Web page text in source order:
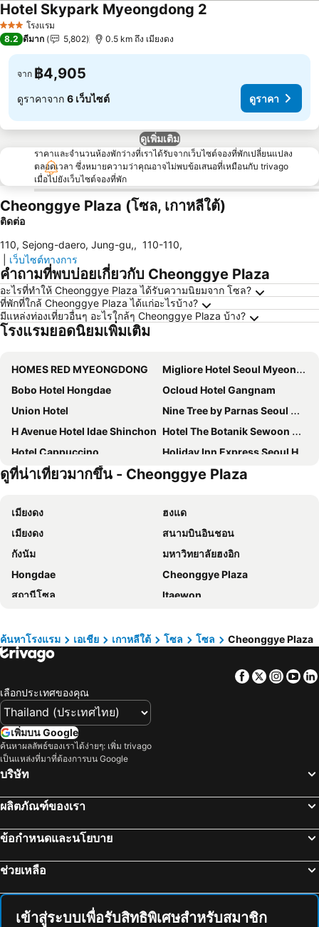
3 ดาว โรงแรม
Hotel Skypark Myeongdong 2
8.2 ดีมาก 5,802 0.5 km ถึง เมียงดง
จาก ฿4,905
ดูราคาจาก 6 เว็บไซต์ ดูราคา
ดูเพิ่มเติม
ราคาและจำนวนห้องพักว่างที่เราได้รับจากเว็บไซต์จองที่พักเปลี่ยนแปลง
ตลอดเวลา ซึ่งหมายความว่าคุณอาจไม่พบข้อเสนอที่เหมือนกับ trivago
เมื่อไปยังเว็บไซต์จองที่พัก
Cheonggye Plaza (โซล, เกาหลีใต้)
ติดต่อ
110, Sejong-daero, Jung-gu,, 110-110,
เว็บไซต์ทางการ
คำถามที่พบบ่อยเกี่ยวกับ Cheonggye Plaza
อะไรที่ทำให้ Cheonggye Plaza ได้รับความนิยมจาก โซล?
ที่พักที่ใกล้ Cheonggye Plaza ได้แก่อะไรบ้าง?
มีแหล่งท่องเที่ยวอื่นๆ อะไรใกล้ๆ Cheonggye Plaza บ้าง?
โรงแรมยอดนิยมเพิ่มเติม
HOMES RED MYEONGDONG
Migliore Hotel Seoul Myeongdong
Bobo Hotel Hongdae
Ocloud Hotel Gangnam
Union Hotel
Nine Tree by Parnas Seoul Myeongdong 1
H Avenue Hotel Idae Shinchon Hotel The Botanik Sewoon Myeongdong
Hotel Cappuccino
Holiday Inn Express Seoul Hongdae By Ihg
Travelodge Myeongdong Euljiro
Aiden by Best Western Cheongdam
ibis Ambassador Seoul Myeongdong
Creto Hotel Myeongdong
โรงแรมซาวอย
Arirang Hill Hotel Dongdaemun
Hotel Atrium Jongno
Jongno Olive Hotel
Ekonomy Hotel Eunpyeong
L7 HONGDAE by LOTTE HOTELS
24 Guesthouse Myeongdong Avenue
HOTEL DRIP&DROP, Myeongdong
Hotel Venue G
The Stay Classic Hotel Myeongdong
Hotel Peyto Gangnam
โรงแรมริเวอร์ไซด์
โรงแรมเพรสซิเดนท์
Homes Stay Myeongdong
Fairfield by Marriott Seoul
Toyoko Inn Seoul Gangnam
Ehwa in Myeongdong
MD Hotel Doksan
The Recenz Dongdaemun Hotel
Imperial Palace Boutique Hotel
ARA Hotel
UH Suite Central Seoul
ดูที่น่าเที่ยวมากขึ้น - Cheonggye Plaza
เมียงดง
ฮงแด
เมียงดง
สนามบินอินชอน
กังนัม
มหาวิทยาลัยฮงอิก
Hongdae
Cheonggye Plaza
สถานีโซล
Itaewon
ตลาดทงแดมุน
Euljiro
Jung Gu
Songdo Convensia
สถานียงซาน
Jeonju Hanok Village
Seoul Museum of History
เซจงเซนเตอร์
Lotte - Main
Songpa-gu
Gwanghwamun
Jongno
แจมซิลสปอร์ตคอมเพล็กซ์
Yongsan
Dongdaemun Sijang
ค้นหาโรงแรม เอเชีย เกาหลีใต้ โซล โซล Cheonggye Plaza
Facebook
Twitter
เลือกประเทศของคุณ
เพิ่มบน Google
ค้นหาผลลัพธ์ของเราได้ง่ายๆ: เพิ่ม trivago
เป็นแหล่งที่มาที่ต้องการบน Google
บริษัท
ผลิตภัณฑ์ของเรา
ข้อกำหนดและนโยบาย
ช่วยเหลือ
เข้าสู่ระบบเพื่อรับสิทธิพิเศษสำหรับสมาชิก